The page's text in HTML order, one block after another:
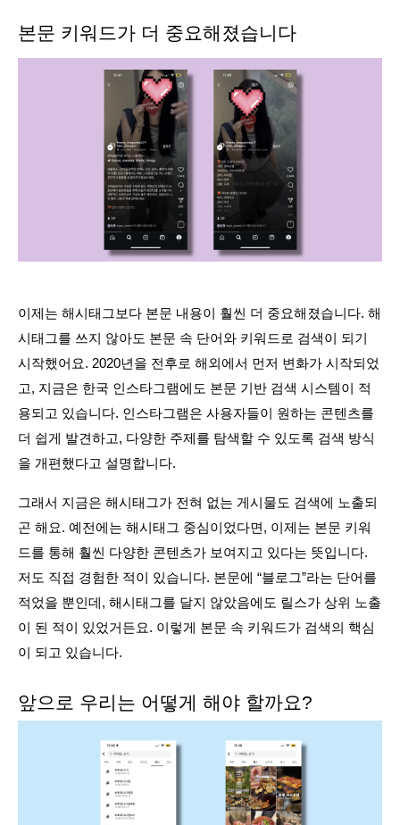
본문 키워드가 더 중요해졌습니다
이제는 해시태그보다 본문 내용이 훨씬 더 중요해졌습니다. 해
시태그를 쓰지 않아도 본문 속 단어와 키워드로 검색이 되기
시작했어요. 2020년을 전후로 해외에서 먼저 변화가 시작되었
고, 지금은 한국 인스타그램에도 본문 기반 검색 시스템이 적
용되고 있습니다. 인스타그램은 사용자들이 원하는 콘텐츠를
더 쉽게 발견하고, 다양한 주제를 탐색할 수 있도록 검색 방식
을 개편했다고 설명합니다.
그래서 지금은 해시태그가 전혀 없는 게시물도 검색에 노출되
곤 해요. 예전에는 해시태그 중심이었다면, 이제는 본문 키워
드를 통해 훨씬 다양한 콘텐츠가 보여지고 있다는 뜻입니다.
저도 직접 경험한 적이 있습니다. 본문에 “블로그”라는 단어를
적었을 뿐인데, 해시태그를 달지 않았음에도 릴스가 상위 노출
이 된 적이 있었거든요. 이렇게 본문 속 키워드가 검색의 핵심
이 되고 있습니다.